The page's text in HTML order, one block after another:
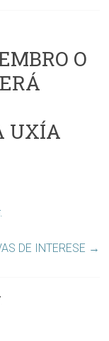
O
UXÍA
DE INTERESE →